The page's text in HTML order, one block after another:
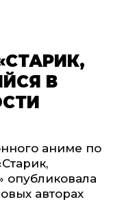
В
аниме по
опубликовала
авторах